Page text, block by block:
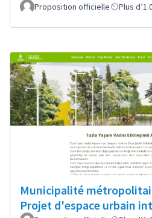
Proposition officielle Plus
Municipalité
Projet d'espace urbain